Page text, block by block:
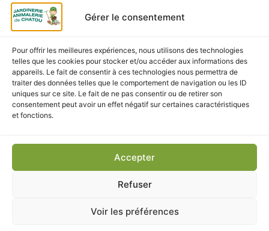
Gérer le consentement
Pour offrir les meilleures expériences, nous utilisons des technologies
telles que les cookies pour stocker et/ou accéder aux informations des
appareils. Le fait de consentir à ces technologies nous permettra de
traiter des données telles que le comportement de navigation ou les ID
uniques sur ce site. Le fait de ne pas consentir ou de retirer son
consentement peut avoir un effet négatif sur certaines caractéristiques
et fonctions.
Accepter
Refuser
Voir les préférences
Actualités
La boutique
©2025 - Jardinerie Animalerie de Chatou droits réservés.
Politique de confidentialité
Consentement